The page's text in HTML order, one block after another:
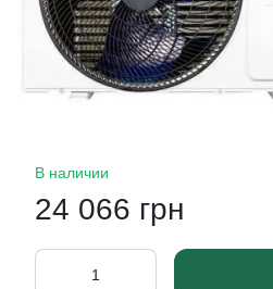
В наличии
24 066 грн